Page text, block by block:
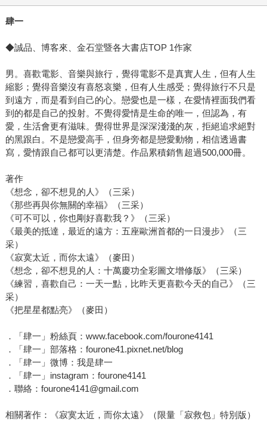
肆一
◆誠品、博客來、金石堂暨各大書店TOP 1作家
男。喜歡電影、音樂與旅行，覺得電影不是真實人生，但有人生
縮影；覺得音樂沒有喜怒哀樂，但有人生感受；覺得旅行不只是
到遠方，而是看到自己的心。戀愛也是一樣，在愛情裡面我們看
到的都是自己的投射。不覺得愛情是生命的唯一，但認為，有
愛，生活會更有滋味。覺得世界是深深淺淺的灰，拒絕追求絕對
的黑跟白。不是戀愛高手，但身旁都是戀愛動物，相信透過書
寫，愛情跟自己都可以更清楚。作品累積銷售超過500,000冊。
著作
《想念，卻不想見的人》（三采）
《那些再與你無關的幸福》（三采）
《可不可以，你也剛好喜歡我？》（三采）
《最美的抵達，最近的遠方：五座歐洲首都的一日漫步》（三
采）
《寂寞太近，而你太遠》（麥田）
《想念，卻不想見的人：十萬慶功全彩圖文增修版》（三采）
《練習，喜歡自己：一天一點，比昨天更喜歡今天的自己》（三
采）
《把星星都點亮》（麥田）
．「肆一」粉絲頁：www.facebook.com/fourone4141
．「肆一」部落格：fourone41.pixnet.net/blog
．「肆一」微博：我是肆一
．「肆一」instagram：fourone4141
．聯絡：fourone4141@gmail.com
相關著作：《寂寞太近，而你太遠》（限量「寂救包」特別版）